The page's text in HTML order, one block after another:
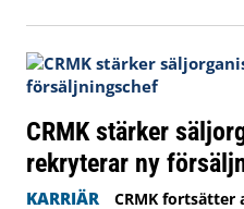
CRMK stärker
rekryterar ny
KARRIÄR
CRMK fortsätter